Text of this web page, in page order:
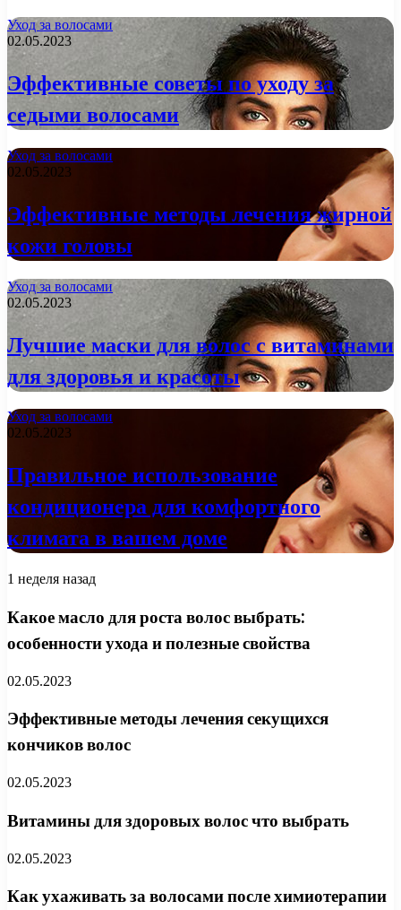
Уход за волосами
02.05.2023
Эффективные советы по уходу за
седыми волосами
Уход за волосами
02.05.2023
Эффективные методы лечения жирной
кожи головы
Уход за волосами
02.05.2023
Лучшие маски для волос с витаминами
для здоровья и красоты
Уход за волосами
02.05.2023
Правильное использование
кондиционера для комфортного
климата в вашем доме
1 неделя назад
Какое масло для роста волос выбрать:
особенности ухода и полезные свойства
02.05.2023
Эффективные методы лечения секущихся
кончиков волос
02.05.2023
Витамины для здоровых волос что выбрать
02.05.2023
Как ухаживать за волосами после химиотерапии